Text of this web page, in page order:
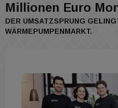
Millionen Euro
DER UMSATZSPRUNG
WÄRMEPUMPENMARKT.